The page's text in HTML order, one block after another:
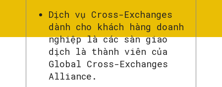
Dịch vụ Cross-Exchanges
dành cho khách hàng doanh
nghiệp là các sàn giao
dịch là thành viên của
Global Cross-Exchanges
Alliance.